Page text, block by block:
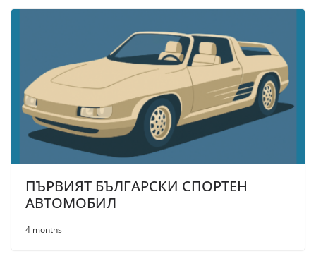
ПЪРВИЯТ БЪЛГАРСКИ СПОРТЕН
АВТОМОБИЛ
4 months